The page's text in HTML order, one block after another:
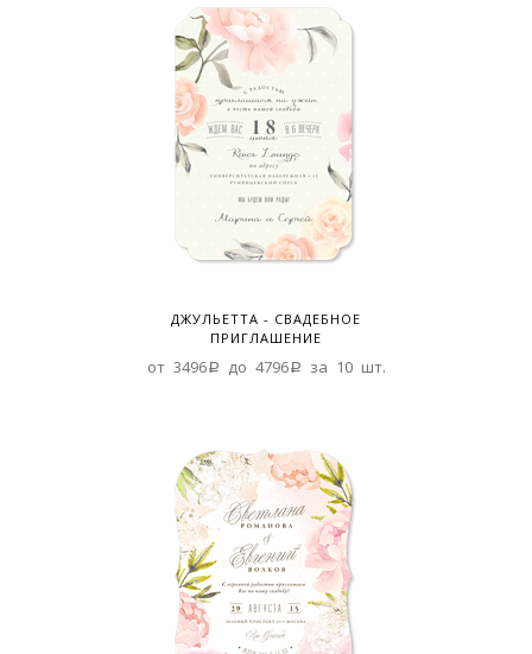
ДЖУЛЬЕТТА - СВАДЕБНОЕ
ПРИГЛАШЕНИЕ
от 3496a до 4796a за 10 шт.